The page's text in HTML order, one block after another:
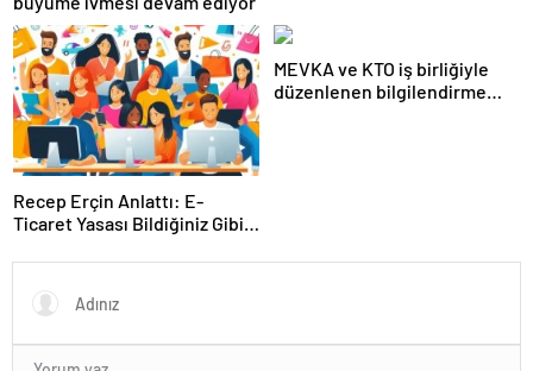
Recep Erçin Anlattı: E-
Ticaret Yasası Bildiğiniz Gibi
MEVKA ve KTO iş birliğiyle
düzenlenen bilgilendirme